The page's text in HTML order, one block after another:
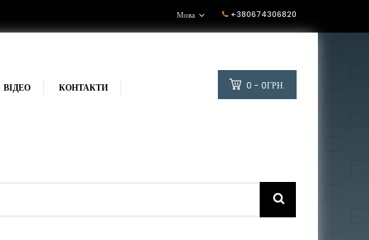
+380674306820
Мова
ВІДЕО
КОНТАКТИ
0 - 0ГРН.